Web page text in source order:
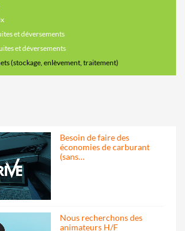
et déversements
et déversements
(stockage, enlèvement, traitement)
Besoin de faire des
économies de carburant
(sans…
Nous recherchons des
animateurs H/F